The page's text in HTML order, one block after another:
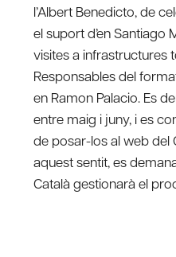
l’Albert Benedicto, de
el suport d’en Santiago
visites a infrastructures
Responsables del
en Ramon Palacio. Es
entre maig i juny, i es
de posar-los al web del
aquest sentit, es
Català gestionarà el